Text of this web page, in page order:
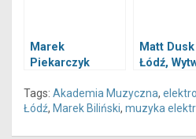
Marek
Piekarczyk
Łódź, Wytwórnia,
14.11.2019
Matt
Łódź,
Tags: Akademia Muzyczna,
Łódź, Marek Biliński, muzyka